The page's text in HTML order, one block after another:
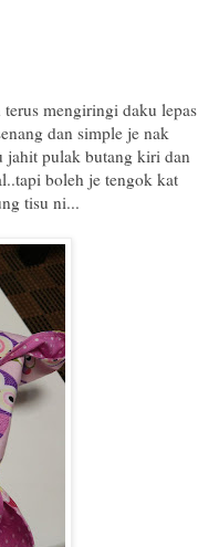
mengiringi daku lepas
dan simple je nak
jahit pulak butang kiri dan
boleh je tengok kat
tisu ni...